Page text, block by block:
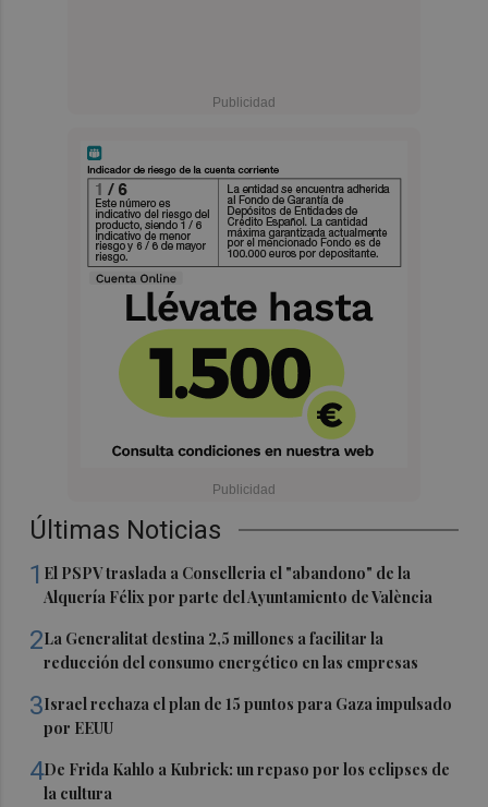
Últimas Noticias
1 El PSPV traslada a Conselleria el "abandono" de la
Alquería Félix por parte del Ayuntamiento de València
2La Generalitat destina 2,5 millones a facilitar la
reducción del consumo energético en las empresas
3Israel rechaza el plan de 15 puntos para Gaza impulsado
por EEUU
4De Frida Kahlo a Kubrick: un repaso por los eclipses de
la cultura